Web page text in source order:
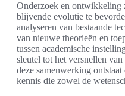
Onderzoek en ontwikkeling
blijvende evolutie te
analyseren van bestaande
van nieuwe theorieën en
tussen academische
sleutel tot het versnellen
deze samenwerking
kennis die zowel de